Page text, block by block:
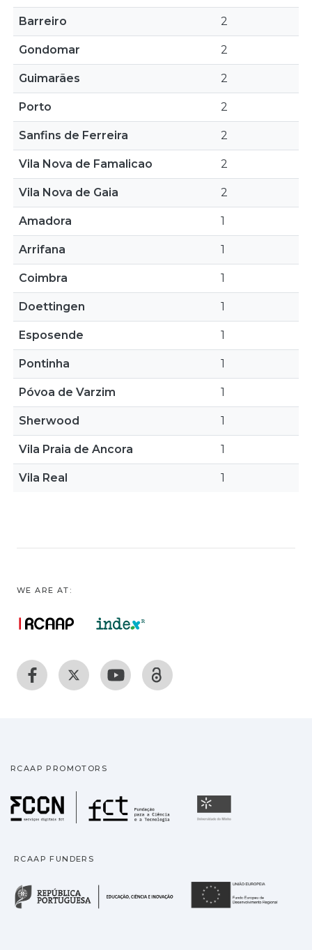
Barreiro 2
Gondomar 2
Guimarães 2
Porto 2
Sanfins de Ferreira 2
Vila Nova de Famalicao 2
Vila Nova de Gaia 2
Amadora 1
Arrifana 1
Coimbra 1
Doettingen 1
Esposende 1
Pontinha 1
Póvoa de Varzim 1
Sherwood 1
Vila Praia de Ancora 1
Vila Real 1
WE ARE AT:
RCAAP PROMOTORS
Fundação para a
RCAAP FUNDERS
República Portuguesa